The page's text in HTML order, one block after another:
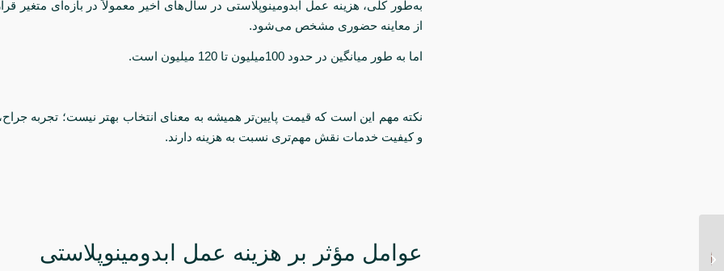
به‌طور کلی، هزینه عمل ابدومینوپلاستی در سال‌های اخیر معمولاً در بازه‌ای متغیر
از معاینه حضوری مشخص می‌شود.
اما به طور میانگین در حدود 100میلیون تا 120 میلیون است.
نکته مهم این است که قیمت پایین‌تر همیشه به معنای انتخاب بهتر نیست؛ تجربه
و کیفیت خدمات نقش مهم‌تری نسبت به هزینه دارند.
عوامل مؤثر بر هزینه عمل ابدومینوپلاستی